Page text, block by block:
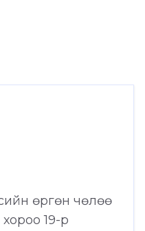
өргөн чөлөө
19-р